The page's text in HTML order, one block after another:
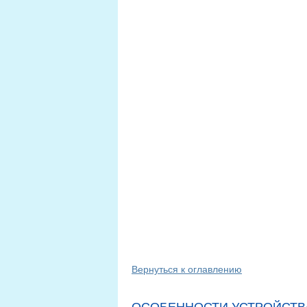
Вернуться к оглавлению